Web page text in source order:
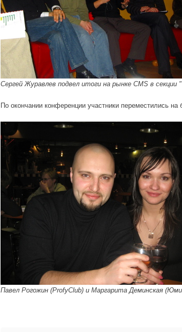
Сергей Журавлев подвел итоги на рынке CMS в секции
По окончании конференции участники переместились
Павел Рогожин (ProfyClub) и Маргарита Деминская